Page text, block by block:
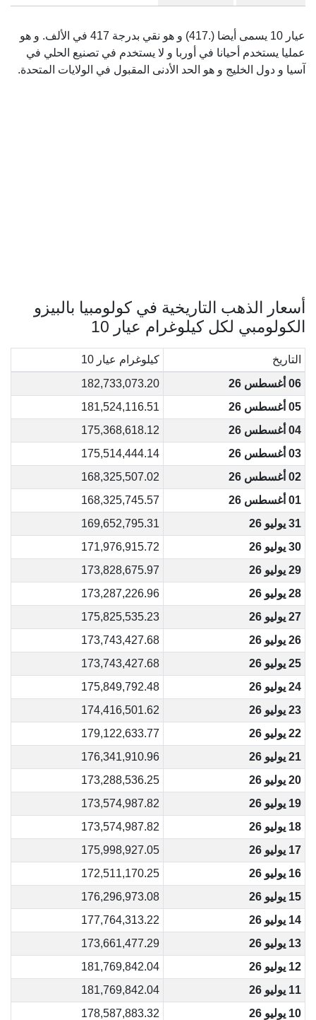
عيار 10 يسمى أيضا (.417) و هو نقي بدرجة 417 في الألف. و هو
عمليا يستخدم أحيانا في أوربا و لا يستخدم في تصنيع الحلي في
آسيا و دول الخليج و هو الحد الأدنى المقبول في الولايات المتحدة.
أسعار الذهب التاريخية في كولومبيا بالبيزو
الكولومبي لكل كيلوغرام عيار 10
التاريخ
كيلوغرام عيار 10
06 أغسطس 26
182,733,073.20
05 أغسطس 26
181,524,116.51
04 أغسطس 26
175,368,618.12
03 أغسطس 26
175,514,444.14
02 أغسطس 26
168,325,507.02
01 أغسطس 26
168,325,745.57
31 يوليو 26
169,652,795.31
30 يوليو 26
171,976,915.72
29 يوليو 26
173,828,675.97
28 يوليو 26
173,287,226.96
27 يوليو 26
175,825,535.23
26 يوليو 26
173,743,427.68
25 يوليو 26
173,743,427.68
24 يوليو 26
175,849,792.48
23 يوليو 26
174,416,501.62
22 يوليو 26
179,122,633.77
21 يوليو 26
176,341,910.96
20 يوليو 26
173,288,536.25
19 يوليو 26
173,574,987.82
18 يوليو 26
173,574,987.82
17 يوليو 26
175,998,927.05
16 يوليو 26
172,511,170.25
15 يوليو 26
176,296,973.08
14 يوليو 26
177,764,313.22
13 يوليو 26
173,661,477.29
12 يوليو 26
181,769,842.04
11 يوليو 26
181,769,842.04
10 يوليو 26
178,587,883.32